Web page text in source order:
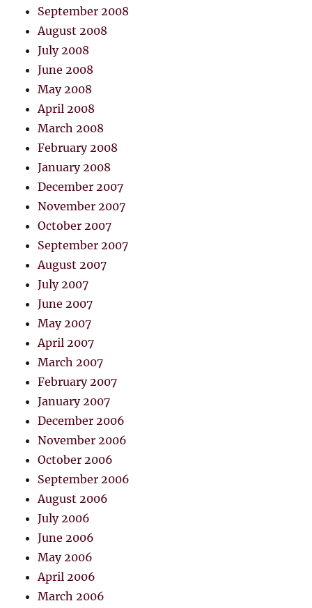
September 2008
August 2008
July 2008
June 2008
May 2008
April 2008
March 2008
February 2008
January 2008
December 2007
November 2007
October 2007
September 2007
August 2007
July 2007
June 2007
May 2007
April 2007
March 2007
February 2007
January 2007
December 2006
November 2006
October 2006
September 2006
August 2006
July 2006
June 2006
May 2006
April 2006
March 2006